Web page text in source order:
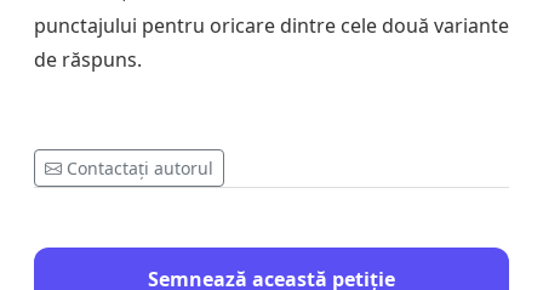
punctajului pentru oricare dintre cele două variante
de răspuns.
Contactați autorul
Semnează această petiție